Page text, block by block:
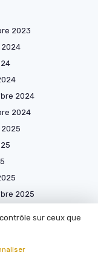
2023
2024
2024
2025
sur ceux que